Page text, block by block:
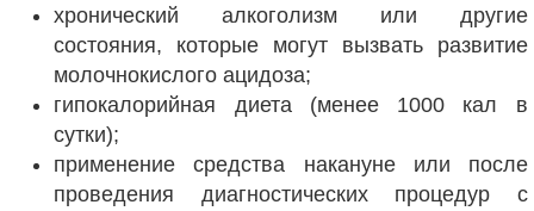
хронический алкоголизм или другие
состояния, которые могут вызвать развитие
молочнокислого ацидоза;
гипокалорийная диета (менее 1000 кал в
сутки);
применение средства накануне или после
проведения диагностических процедур с